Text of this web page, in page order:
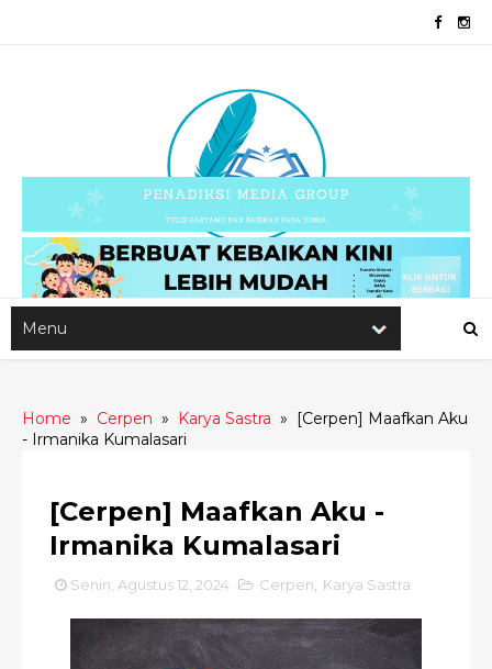
Home » Cerpen » Karya Sastra » [Cerpen] Maafkan Aku
- Irmanika Kumalasari
[Cerpen] Maafkan Aku -
Irmanika Kumalasari
Senin, Agustus 12, 2024 Cerpen Karya Sastra